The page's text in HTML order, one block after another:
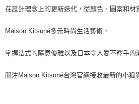
在設計理念上的更新迭代，從顏色、圖案和材
Maison Kitsuné多元時尚生活藝術，
掌握法式的隨意優雅以及日本令人愛不釋手的
關注Maison Kitsuné台灣官網接收最新的小狐